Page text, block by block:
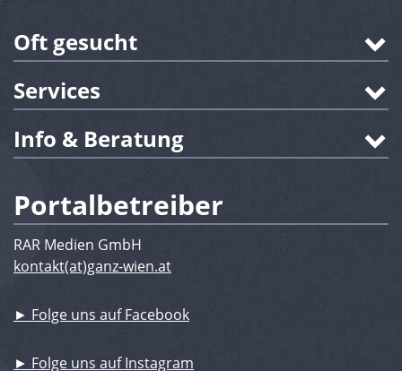
Oft gesucht
Services
Info & Beratung
Portalbetreiber
RAR Medien GmbH
kontakt(at)ganz-wien.at
► Folge uns auf Facebook
► Folge uns auf Instagram